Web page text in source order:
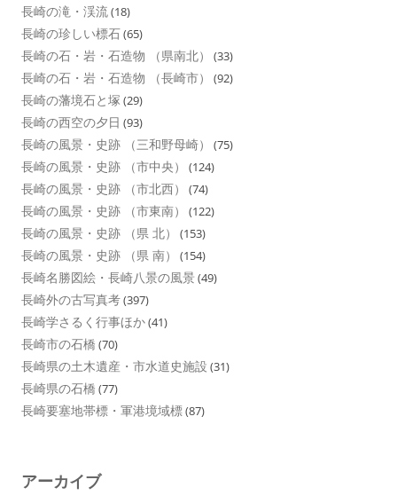
長崎の滝・渓流(18)
長崎の珍しい標石(65)
長崎の石・岩・石造物 （県南北） (33)
長崎の石・岩・石造物 （長崎市） (92)
長崎の藩境石と塚 (29)
長崎の西空の夕日 (93)
長崎の風景・史跡 （三和野母崎） (75)
長崎の風景・史跡 （市中央） (124)
長崎の風景・史跡 （市北西） (74)
長崎の風景・史跡 （市東南） (122)
長崎の風景・史跡 （県 北） (153)
長崎の風景・史跡 （県 南） (154)
長崎名勝図絵・長崎八景の風景 (49)
長崎外の古写真考(397)
長崎学さるく行事ほか(41)
長崎市の石橋 (70)
長崎県の土木遺産・市水道史施設 (31)
長崎県の石橋 (77)
長崎要塞地帯標・軍港境域標(87)
アーカイブ